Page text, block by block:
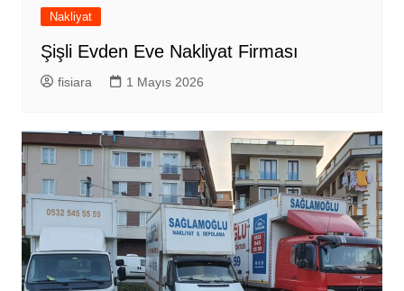
Nakliyat
Şişli Evden Eve Nakliyat Firması
fisiara 1 Mayıs 2026